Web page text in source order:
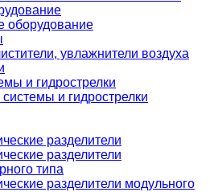
оборудование
увлажнители воздуха
и гидрострелки
и гидрострелки
разделители
разделители
типа
разделители модульного